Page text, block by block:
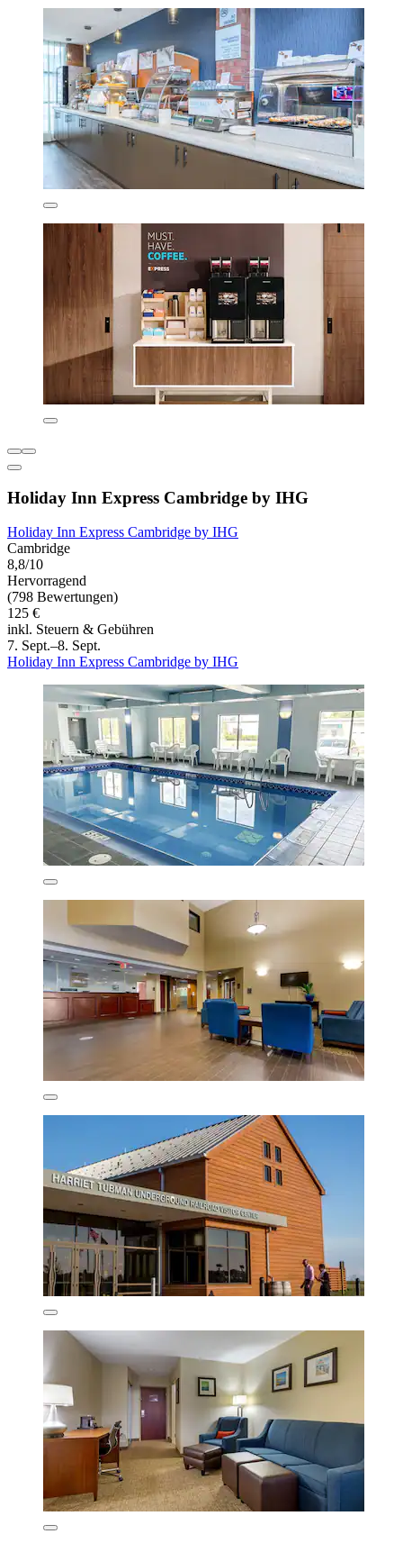
Holiday Inn Express Cambridge by IHG
Holiday Inn Express Cambridge by IHG
Cambridge
8,8/10
Hervorragend
(798 Bewertungen)
125 €
inkl. Steuern & Gebühren
7. Sept.–8. Sept.
Holiday Inn Express Cambridge by IHG